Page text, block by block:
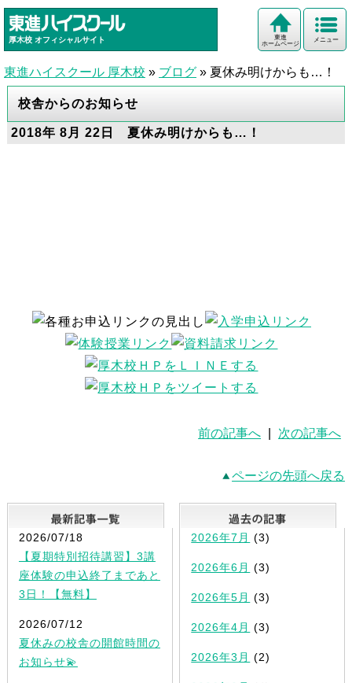
厚木校 オフィシャルサイト メニュー
東進
ホームページ
東進ハイスクール 厚木校 » ブログ » 夏休み明けからも…！
校舎からのお知らせ
2018年 8月 22日 夏休み明けからも…！
前の記事へ 次の記事へ
ページの先頭へ戻る
最新記事一覧
2026/07/18
【夏期特別招待講習】3講
座体験の申込終了まであと
3日！【無料】
2026/07/12
夏休みの校舎の開館時間の
お知らせ💫
2026年7月 (3)
2026年6月 (3)
2026年5月 (3)
2026年4月 (3)
2026年3月 (2)